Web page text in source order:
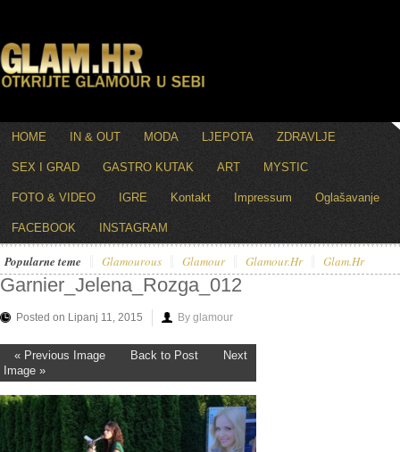
HOME IN & OUT MODA LJEPOTA ZDRAVLJE
SEX I GRAD GASTRO KUTAK ART MYSTIC
FOTO & VIDEO IGRE Kontakt Impressum Oglašavanje
FACEBOOK INSTAGRAM
Popularne teme Glamourous Glamour Glamour.hr Glam.hr
Garnier_Jelena_Rozga_012
Posted on Lipanj 11, 2015 By glamour
« Previous Image Back to Post
Next
Image »